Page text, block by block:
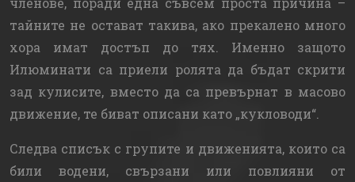
тайните не остават такива, ако прекалено много
хора имат достъп до тях. Именно защото
Илюминати са приели ролята да бъдат скрити
зад кулисите, вместо да са превърнат в масово
движение, те биват описани като „кукловоди“.
Следва списък с групите и движенията, които са
били водени, свързани или повлияни от